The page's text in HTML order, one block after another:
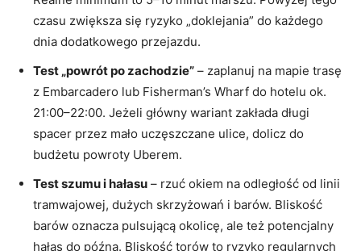
czasu zwiększa się ryzyko „doklejania” do każdego
dnia dodatkowego przejazdu.
Test „powrót po zachodzie” – zaplanuj na mapie trasę
z Embarcadero lub Fisherman’s Wharf do hotelu ok.
21:00–22:00. Jeżeli główny wariant zakłada długi
spacer przez mało uczęszczane ulice, dolicz do
budżetu powroty Uberem.
Test szumu i hałasu – rzuć okiem na odległość od linii
tramwajowej, dużych skrzyżowań i barów. Bliskość
barów oznacza pulsującą okolicę, ale też potencjalny
hałas do późna. Bliskość torów to ryzyko regularnych